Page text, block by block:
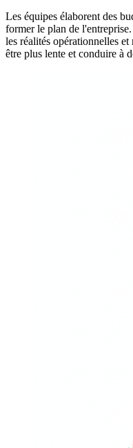
Les équipes élaborent des
former le plan de
les réalités opérationnelles
être plus lente et conduire à